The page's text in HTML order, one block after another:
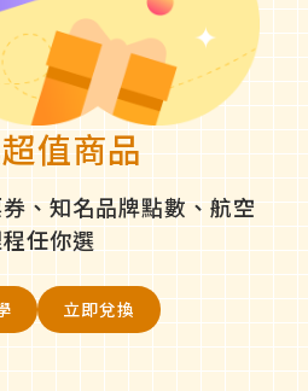
值商品
、知名品牌點數、航空
任你選
立即兌換